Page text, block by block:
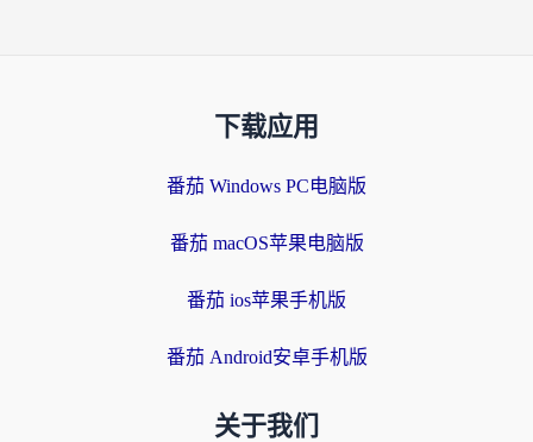
下载应用
番茄 Windows PC电脑版
番茄 macOS苹果电脑版
番茄 ios苹果手机版
番茄 Android安卓手机版
关于我们